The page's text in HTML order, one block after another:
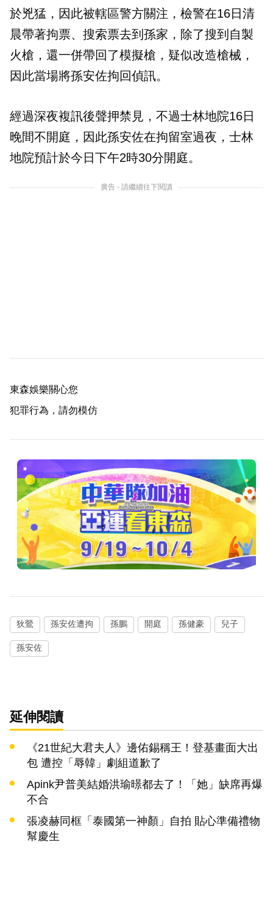
於兇猛，因此被轄區警方關注，檢警在16日清
晨帶著拘票、搜索票去到孫家，除了搜到自製
火槍，還一併帶回了模擬槍，疑似改造槍械，
因此當場將孫安佐拘回偵訊。
經過深夜複訊後聲押禁見，不過士林地院16日
晚間不開庭，因此孫安佐在拘留室過夜，士林
地院預計於今日下午2時30分開庭。
廣告 - 請繼續往下閱讀
東森娛樂關心您
犯罪行為，請勿模仿
狄鶯 孫安佐遭拘 孫鵬 開庭 孫健豪 兒子
孫安佐
延伸閱讀
《21世紀大君夫人》邊佑錫稱王！登基畫面大出
包 遭控「辱韓」劇組道歉了
Apink尹普美結婚洪瑜暻都去了！「她」缺席再爆
不合
張凌赫同框「泰國第一神顏」自拍 貼心準備禮物
幫慶生